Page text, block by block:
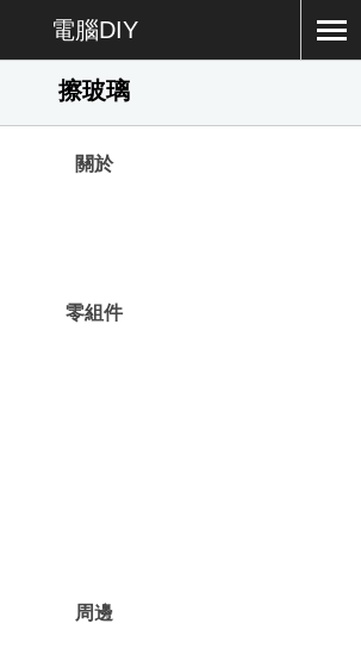
電腦DIY
擦玻璃
關於
零組件
周邊